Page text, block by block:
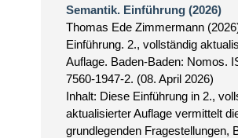
Semantik. Einführung (2026)
Thomas Ede Zimmermann
Einführung. 2., vollständig
Auflage. Baden-Baden: Nomos.
7560-1947-2. (08. April 2026)
Inhalt: Diese Einführung in 2.,
aktualisierter Auflage vermittelt
grundlegenden Fragestellungen,